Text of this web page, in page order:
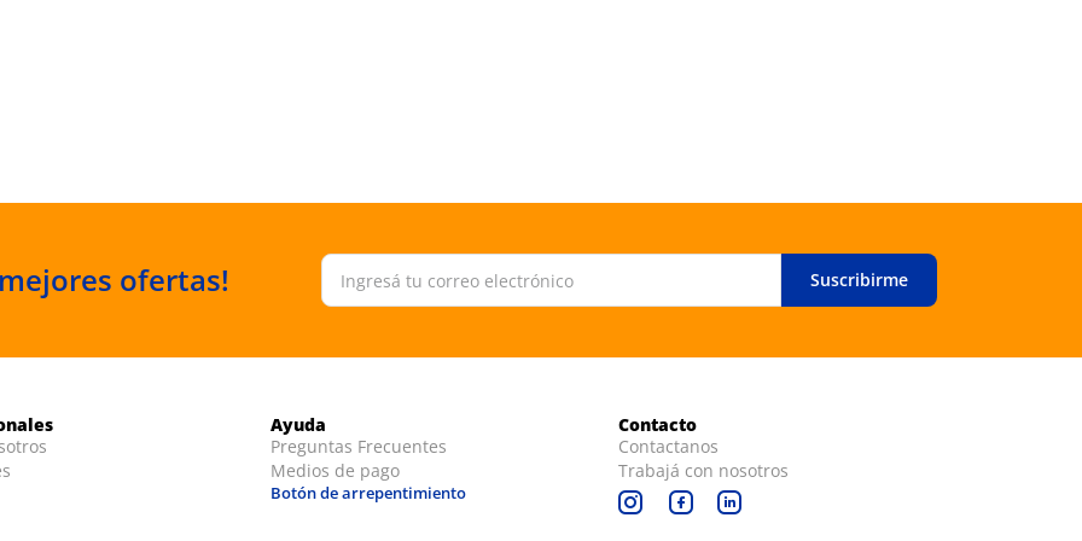
ofertas! Suscribirme
Ayuda
Preguntas Frecuentes
Medios de pago
Botón de arrepentimiento
Contacto
Contactanos
Trabajá con nosotros